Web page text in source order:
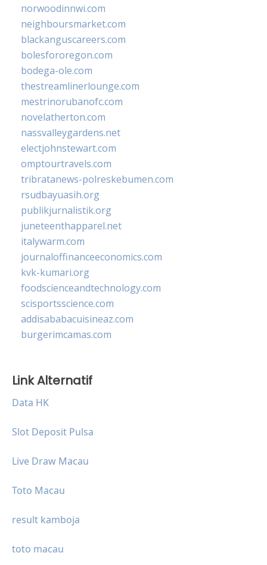
norwoodinnwi.com
neighboursmarket.com
blackanguscareers.com
bolesfororegon.com
bodega-ole.com
thestreamlinerlounge.com
mestrinorubanofc.com
novelatherton.com
nassvalleygardens.net
electjohnstewart.com
omptourtravels.com
tribratanews-polreskebumen.com
rsudbayuasih.org
publikjurnalistik.org
juneteenthapparel.net
italywarm.com
journaloffinanceeconomics.com
kvk-kumari.org
foodscienceandtechnology.com
scisportsscience.com
addisababacuisineaz.com
burgerimcamas.com
Link Alternatif
Data HK
Slot Deposit Pulsa
Live Draw Macau
Toto Macau
result kamboja
toto macau